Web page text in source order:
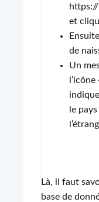
et
de
Un
le
Là, il faut
base de